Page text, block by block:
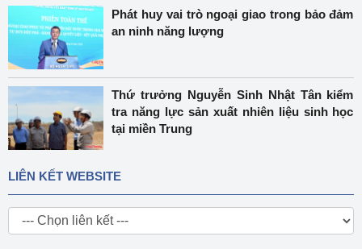
Phát huy vai trò ngoại giao trong bảo đảm
an ninh năng lượng
Thứ trưởng Nguyễn Sinh Nhật Tân kiểm
tra năng lực sản xuất nhiên liệu sinh học
tại miền Trung
LIÊN KẾT WEBSITE